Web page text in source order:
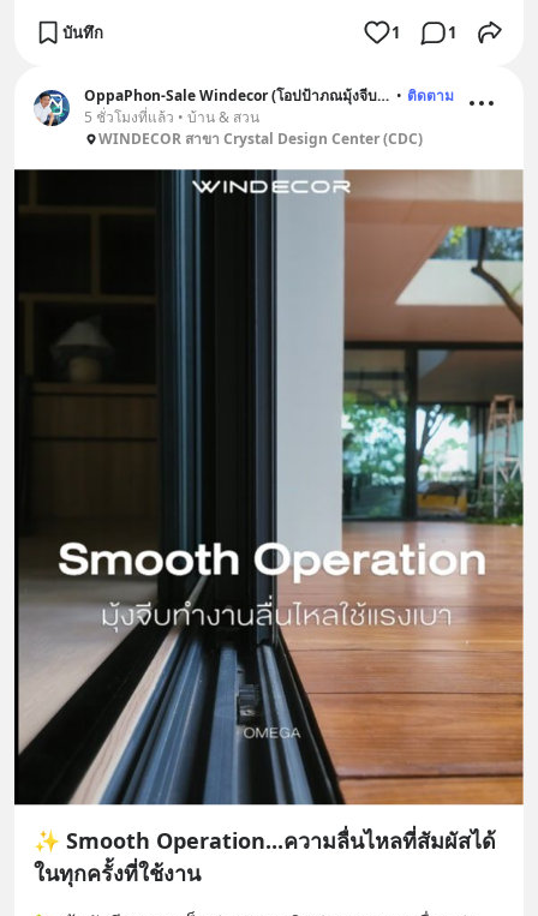
บันทึก 1 1
OppaPhon-Sale Windecor (โอปป้าภณมุ้งจีบหมื่นล้าน) • ติดตาม
5 ชั่วโมงที่แล้ว • บ้าน & สวน
WINDECOR สาขา Crystal Design Center (CDC)
✨ Smooth Operation...ความลื่นไหลที่สัมผัสได้
ในทุกครั้งที่ใช้งาน